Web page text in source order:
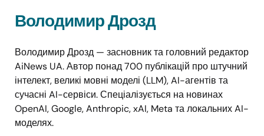
Володимир Дрозд
Володимир Дрозд — засновник та головний редактор
AiNews UA. Автор понад 700 публікацій про штучний
інтелект, великі мовні моделі (LLM), AI-агентів та
сучасні AI-сервіси. Спеціалізується на новинах
OpenAI, Google, Anthropic, xAI, Meta та локальних AI-
моделях.